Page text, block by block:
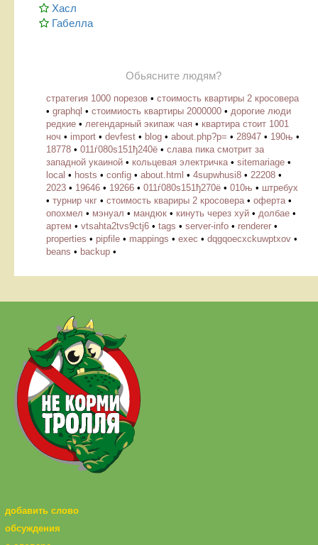
Хасл
Габелла
Обьясните людям?
стратегия 1000 порезов • стоимость квартиры 2 кросовера
• graphql • стоимиость квартиры 2000000 • дорогие люди
редкие • легендарный экипаж чая • квартира стоит 1001
ноч • import • devfest • blog • about.php?p= • 28947 • 190њ •
18778 • 011ѓ080ѕ151ђ240ё • слава пика смотрит за
западной укаиной • кольцевая электричка • sitemariage •
local • hosts • config • about.html • 4supwhusi8 • 22208 •
2023 • 19646 • 19266 • 011ѓ080ѕ151ђ270ё • 010њ • штребух
• турнир чкг • стоимость квариры 2 кросовера • оферта •
опохмел • мэнуал • мандюк • кинуть через хуй • долбае •
артем • vtsahta2tvs9ctj6 • tags • server-info • renderer •
properties • pipfile • mappings • exec • dqgqoecxckuwptxov •
beans • backup •
добавить слово
обсуждения